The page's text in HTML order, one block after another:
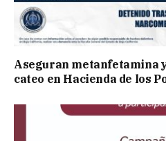
Aseguran metanfetamina
cateo en Hacienda de los